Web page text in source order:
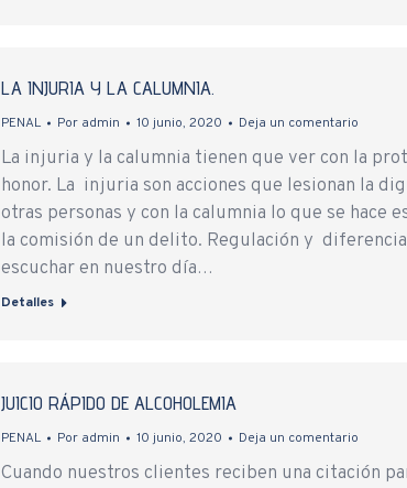
LA INJURIA Y LA CALUMNIA.
PENAL Por admin 10 junio, 2020 Deja un comentario
La injuria y la calumnia tienen que ver con la
honor. La injuria son acciones que lesionan la
otras personas y con la calumnia lo que se hace
la comisión de un delito. Regulación y
escuchar en nuestro día…
Detalles
JUICIO RÁPIDO DE ALCOHOLEMIA
PENAL Por admin 10 junio, 2020 Deja un comentario
Cuando nuestros clientes reciben una citación